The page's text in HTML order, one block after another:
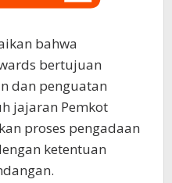
bahwa
bertujuan
dan penguatan
jajaran Pemkot
proses pengadaan
ketentuan